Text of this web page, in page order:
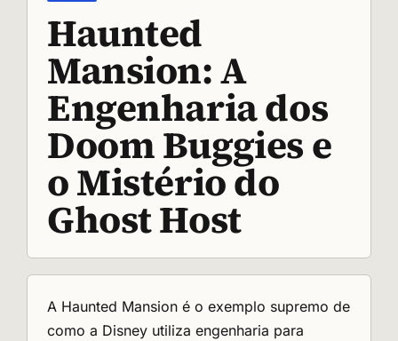
Haunted
Mansion: A
Engenharia dos
Doom Buggies e
o Mistério do
Ghost Host
A Haunted Mansion é o exemplo supremo de
como a Disney utiliza engenharia para